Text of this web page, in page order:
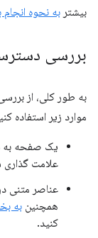
بیشتر به نحوه
بررسی
به طور کلی، از
موارد زیر استفاده
یک صفحه به
علامت
عناصر متنی
همچنین به
کنید.